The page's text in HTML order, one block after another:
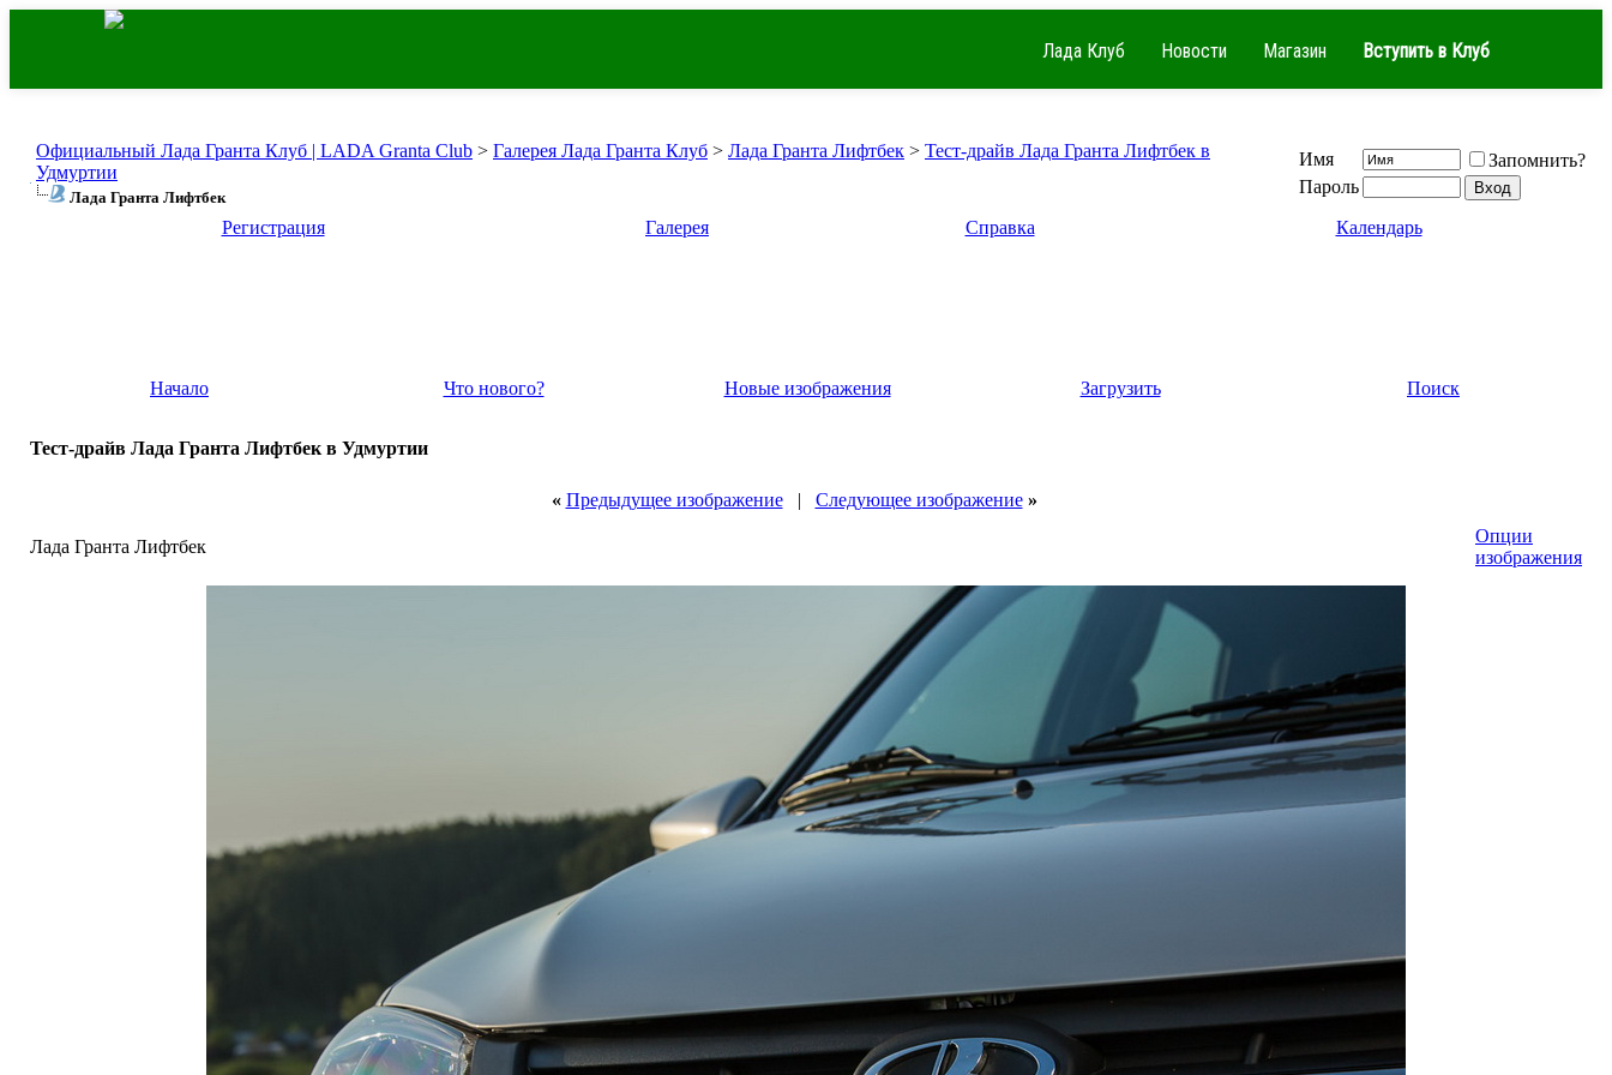
Лада Клуб Новости Магазин Вступить в Клуб
Официальный Лада Гранта Клуб | LADA Granta Club > Галерея Лада Гранта Клуб > Лада Гранта Лифтбек > Тест-драйв Лада Гранта Лифтбек в
Удмуртии
Лада Гранта Лифтбек
Имя
Запомнить?
Пароль
Регистрация
Галерея Справка Календарь
Начало Что нового? Новые изображения Загрузить Поиск
Тест-драйв Лада Гранта Лифтбек в Удмуртии
« Предыдущее изображение| Следующее изображение »
Лада Гранта Лифтбек
Опции
изображения